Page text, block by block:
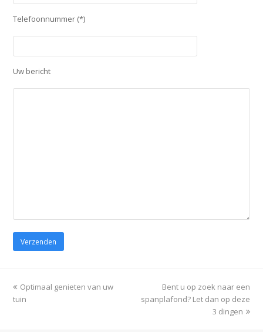
Telefoonnummer (*)
Uw bericht
Gelieve dit veld leeg te laten.
previous
post:
Optimaal genieten van uw
tuin
next
post:
Bent u op zoek naar een
spanplafond? Let dan op deze
3 dingen